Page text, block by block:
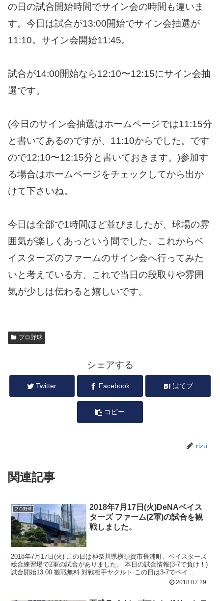
の日の試合開始時間でサイン会の時間も違いま
す。今日は試合が13:00開始でサイン会抽選が
11:10。サイン会開始11:45。
試合が14:00開始なら12:10〜12:15にサイン会抽
選です。
(今日のサイン会抽選はホームページでは11:15分
と書いてあるのですが、11:10からでした。です
ので12:10〜12:15分と書いておきます。)参加す
る場合はホームページをチェックしてから出か
けて下さいね。
今日は全部で1時間ほど並びましたが、球場の雰
囲気が楽しくあっという間でした。これからベ
イスターズのファームのサイン会へ行ってみた
いと考えている方、これで当日の段取りや雰囲
気が少しは伝わると嬉しいです。
プロ野球
シェアする
Twitter Facebook はてブ
コピー
rizu
関連記事
プロ野球
2018年7月17日(火)DeNAベイス
ターズ ファーム(2軍)の試合を観
戦しました。
2018年7月17日(火) この日は神奈川県横須賀市長浦町、ベイスターズ
総合練習場で2軍の試合がありました。 本日の試合情報(3-7で負け！)
試合開始13:00 観戦無料 対戦相手ヤクルト この日は3-7でベイ...
2018.07.29